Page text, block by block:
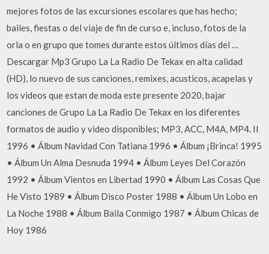
mejores fotos de las excursiones escolares que has hecho;
bailes, fiestas o del viaje de fin de curso e, incluso, fotos de la
orla o en grupo que tomes durante estos últimos días del …
Descargar Mp3 Grupo La La Radio De Tekax en alta calidad
(HD), lo nuevo de sus canciones, remixes, acusticos, acapelas y
los videos que estan de moda este presente 2020, bajar
canciones de Grupo La La Radio De Tekax en los diferentes
formatos de audio y video disponibles; MP3, ACC, M4A, MP4. II
1996 • Álbum Navidad Con Tatiana 1996 • Álbum ¡Brinca! 1995
• Álbum Un Alma Desnuda 1994 • Álbum Leyes Del Corazón
1992 • Álbum Vientos en Libertad 1990 • Álbum Las Cosas Que
He Visto 1989 • Álbum Disco Poster 1988 • Álbum Un Lobo en
La Noche 1988 • Álbum Baila Conmigo 1987 • Álbum Chicas de
Hoy 1986